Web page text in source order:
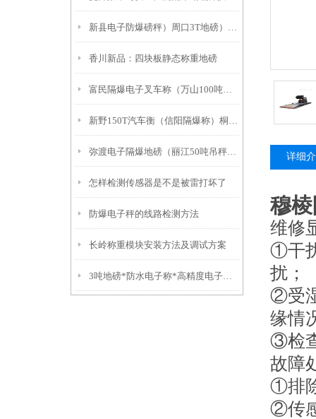
新县电子防爆磅秤）周口3T地磅）息县隔爆桌秤注意事項:
香川新品：四块板静态称重地磅
富民隔爆电子叉车称（万山100吨吊秤）册亨2吨地磅
新野150T汽车衡（信阳隔爆称）桐柏20吨汽车衡故障维修解决方案：
弥渡电子隔爆地磅（丽江50吨吊秤）福贡10吨汽车衡）红塔挂钩称
怎样检测传感器是不是被雷打坏了
防爆电子秤的线路检测方法
长岭称重模块安装方法及调试方案
3吨地磅*防水电子称*高精度电子称*不锈钢叉车秤
详细
穆
维修
①干
扰；
②受
缘情
③检
故障
①排
②传